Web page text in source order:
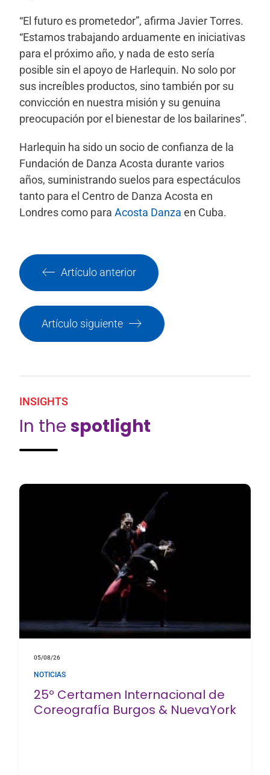
“El futuro es prometedor”, afirma Javier Torres.
“Estamos trabajando arduamente en iniciativas
para el próximo año, y nada de esto sería
posible sin el apoyo de Harlequin. No solo por
sus increíbles productos, sino también por su
convicción en nuestra misión y su genuina
preocupación por el bienestar de los bailarines”.
Harlequin ha sido un socio de confianza de la
Fundación de Danza Acosta durante varios
años, suministrando suelos para espectáculos
tanto para el Centro de Danza Acosta en
Londres como para Acosta Danza en Cuba.
Artículo anterior
Artículo siguiente
INSIGHTS
In the spotlight
05/08/26
NOTICIAS
25º Certamen Internacional de
Coreografía Burgos & NuevaYork